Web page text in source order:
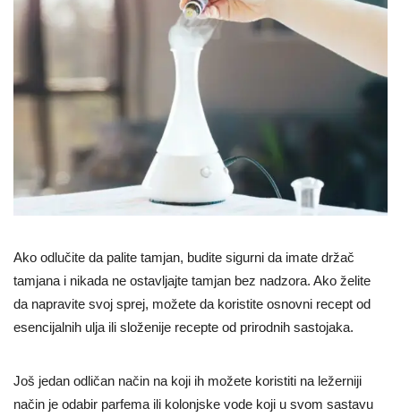
Ako odlučite da palite tamjan, budite sigurni da imate držač
tamjana i nikada ne ostavljajte tamjan bez nadzora. Ako želite
da napravite svoj sprej, možete da koristite osnovni recept od
esencijalnih ulja ili složenije recepte od prirodnih sastojaka.
Još jedan odličan način na koji ih možete koristiti na ležerniji
način je odabir parfema ili kolonjske vode koji u svom sastavu